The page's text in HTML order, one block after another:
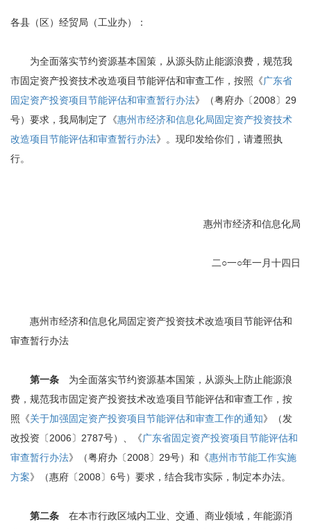
各县（区）经贸局（工业办）：
为全面落实节约资源基本国策，从源头防止能源浪费，规范我
市固定资产投资技术改造项目节能评估和审查工作，按照《广东省
固定资产投资项目节能评估和审查暂行办法》（粤府办〔2008〕29
号）要求，我局制定了《惠州市经济和信息化局固定资产投资技术
改造项目节能评估和审查暂行办法》。现印发给你们，请遵照执
行。
惠州市经济和信息化局
二○一○年一月十四日
惠州市经济和信息化局固定资产投资技术改造项目节能评估和
审查暂行办法
第一条 为全面落实节约资源基本国策，从源头上防止能源浪
费，规范我市固定资产投资技术改造项目节能评估和审查工作，按
照《关于加强固定资产投资项目节能评估和审查工作的通知》（发
改投资〔2006〕2787号）、《广东省固定资产投资项目节能评估和
审查暂行办法》（粤府办〔2008〕29号）和《惠州市节能工作实施
方案》（惠府〔2008〕6号）要求，结合我市实际，制定本办法。
第二条 在本市行政区域内工业、交通、商业领域，年能源消